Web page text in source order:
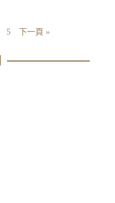
5 下一頁 »